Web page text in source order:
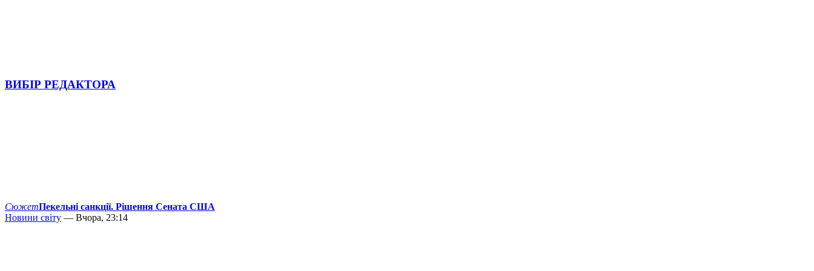
ВИБІР РЕДАКТОРА
СюжетПекельні санкції. Рішення Сената США
Новини світу — Вчора, 23:14